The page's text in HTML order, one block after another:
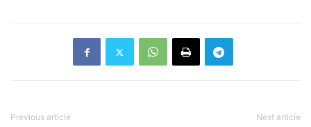
Previous article Next article